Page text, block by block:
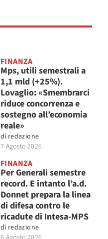
FINANZA
Mps, utili semestrali a
1,1 mld (+25%).
Lovaglio: «Smembrarci
riduce concorrenza e
sostegno all’economia
reale»
di redazione
7 Agosto 2026
FINANZA
Per Generali semestre
record. E intanto l’a.d.
Donnet prepara la linea
di difesa contro le
ricadute di Intesa-MPS
di redazione